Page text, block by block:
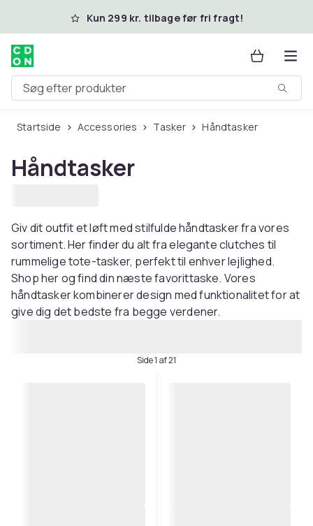
Spring til hovedindhold
Kun 299 kr. tilbage før fri fragt!
Søg efter produkter
Startside Accessories Tasker Håndtasker
Håndtasker
Giv dit outfit et løft med stilfulde håndtasker fra vores
sortiment. Her finder du alt fra elegante clutches til
rummelige tote-tasker, perfekt til enhver lejlighed.
Shop her og find din næste favorittaske. Vores
håndtasker kombinerer design med funktionalitet for at
give dig det bedste fra begge verdener.
Side 1 af 21